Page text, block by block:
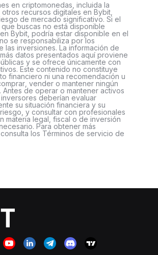
en criptomonedas, incluida la
recursos digitales en Bybit,
de mercado significativo. Si el
buscas no está disponible
Bybit, podría estar disponible en el
se responsabiliza por los
las inversiones. La información de
datos presentados aquí proviene
y se ofrece únicamente con
Este contenido no constituye
financiero ni una recomendación u
vender o mantener ningún
Antes de operar o mantener activos
deberían evaluar
su situación financiera y su
y consultar con profesionales
materia legal, fiscal o de inversión
Para obtener más
los Términos de servicio de